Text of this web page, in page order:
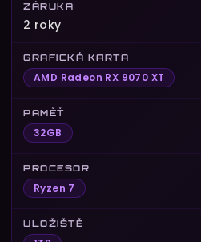
ZÁRUKA
2 roky
GRAFICKÁ KARTA
AMD Radeon RX 9070 XT
PAMĚŤ
32GB
PROCESOR
Ryzen 7
ULOŽIŠTĚ